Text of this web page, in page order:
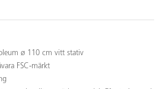
ø 110 cm vitt stativ
FSC-märkt